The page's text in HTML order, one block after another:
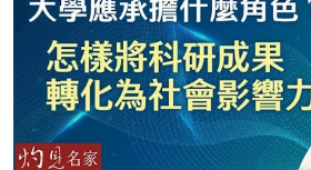
科技
影片
名家榜
灼見活動